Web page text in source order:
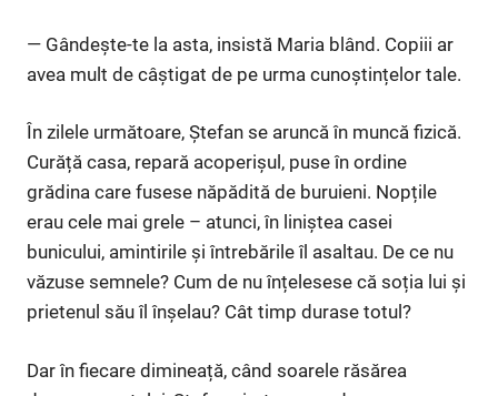
— Gândește-te la asta, insistă Maria blând. Copiii ar
avea mult de câștigat de pe urma cunoștințelor tale.
În zilele următoare, Ștefan se aruncă în muncă fizică.
Curăță casa, repară acoperișul, puse în ordine
grădina care fusese năpădită de buruieni. Nopțile
erau cele mai grele – atunci, în liniștea casei
bunicului, amintirile și întrebările îl asaltau. De ce nu
văzuse semnele? Cum de nu înțelesese că soția lui și
prietenul său îl înșelau? Cât timp durase totul?
Dar în fiecare dimineață, când soarele răsărea